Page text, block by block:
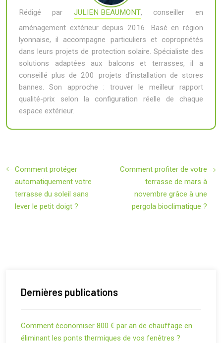
Rédigé par JULIEN BEAUMONT, conseiller en
aménagement extérieur depuis 2016. Basé en région
lyonnaise, il accompagne particuliers et copropriétés
dans leurs projets de protection solaire. Spécialiste des
solutions adaptées aux balcons et terrasses, il a
conseillé plus de 200 projets d'installation de stores
bannes. Son approche : trouver le meilleur rapport
qualité-prix selon la configuration réelle de chaque
espace extérieur.
Comment protéger
automatiquement votre
terrasse du soleil sans
lever le petit doigt ?
Comment profiter de votre
terrasse de mars à
novembre grâce à une
pergola bioclimatique ?
Dernières publications
Comment économiser 800 € par an de chauffage en
éliminant les ponts thermiques de vos fenêtres ?